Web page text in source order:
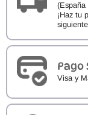
¡Haz tu
Pago
Visa y